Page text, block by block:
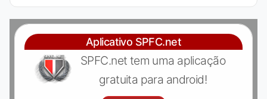
Aplicativo SPFC.net
SPFC.net tem uma aplicação
gratuita para android!